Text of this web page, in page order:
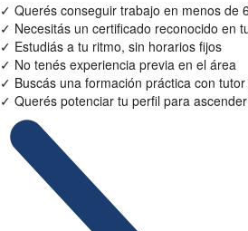
✓ Querés conseguir trabajo en menos de
✓ Necesitás un certificado reconocido en
✓ Estudiás a tu ritmo, sin horarios fijos
✓ No tenés experiencia previa en el área
✓ Buscás una formación práctica con
✓ Querés potenciar tu perfil para